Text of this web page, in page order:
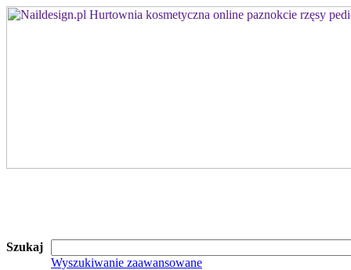
Szukaj
Wyszukiwanie zaawansowane